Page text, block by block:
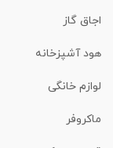
اجاق گاز
هود آشپزخانه
لوازم خانگی
ماكروفر